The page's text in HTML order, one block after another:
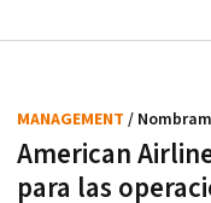
American
para las
MANAGEMENT /